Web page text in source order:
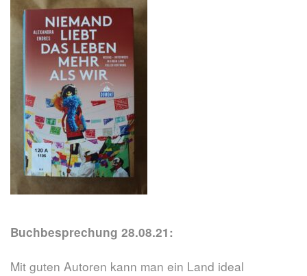
WELTREISE
GESELLSCHAFT & UNSERE ZEIT
INFOS & KONTAKT
DATENSCHUTZ
IMPRESSUM
Buchbesprechung 28.08.21:
Mit guten Autoren kann man ein Land ideal